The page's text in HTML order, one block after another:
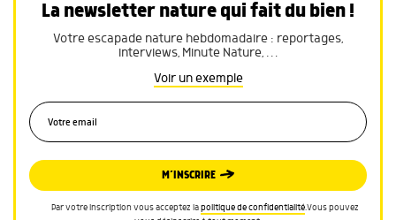
La newsletter nature qui fait du bien !
Votre escapade nature hebdomadaire : reportages,
interviews, Minute Nature, …
Voir un exemple
M’INSCRIRE
Par votre inscription vous acceptez lapolitique de confidentialité.Vous pouvez